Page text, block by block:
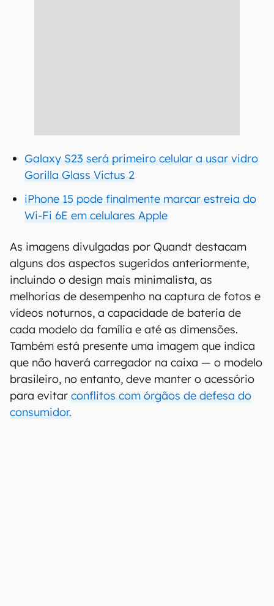
Galaxy S23 será primeiro celular a usar vidro
Gorilla Glass Victus 2
iPhone 15 pode finalmente marcar estreia do
Wi-Fi 6E em celulares Apple
As imagens divulgadas por Quandt destacam
alguns dos aspectos sugeridos anteriormente,
incluindo o design mais minimalista, as
melhorias de desempenho na captura de fotos e
vídeos noturnos, a capacidade de bateria de
cada modelo da família e até as dimensões.
Também está presente uma imagem que indica
que não haverá carregador na caixa — o modelo
brasileiro, no entanto, deve manter o acessório
para evitar conflitos com órgãos de defesa do
consumidor.